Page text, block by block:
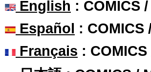
English : COMICS
Español : COMICS
Français :